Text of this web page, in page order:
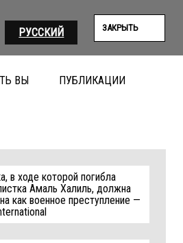
РУССКИЙ ЗАКРЫТЬ
ВЫ ПУБЛИКАЦИИ
в ходе которой погибла
Амаль Халиль, должна
как военное преступление —